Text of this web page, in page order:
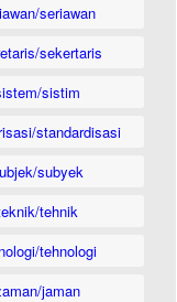
seriawan
sekertaris
sistim
standardisasi
subyek
tehnik
tehnologi
jaman